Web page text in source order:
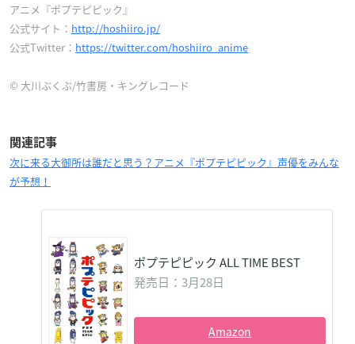
アニメ『ポプテピピック』
公式サイト： http://hoshiiro.jp/
公式Twitter： https://twitter.com/hoshiiro_anime
© 大川ぶくぶ/竹書房・キングレコード
関連記事
次に来る大御所は誰だと思う？アニメ『ポプテピピック』声優をみんな
が予想！
ポプテピピック ALL TIME BEST
発売日：3月28日
Amazon